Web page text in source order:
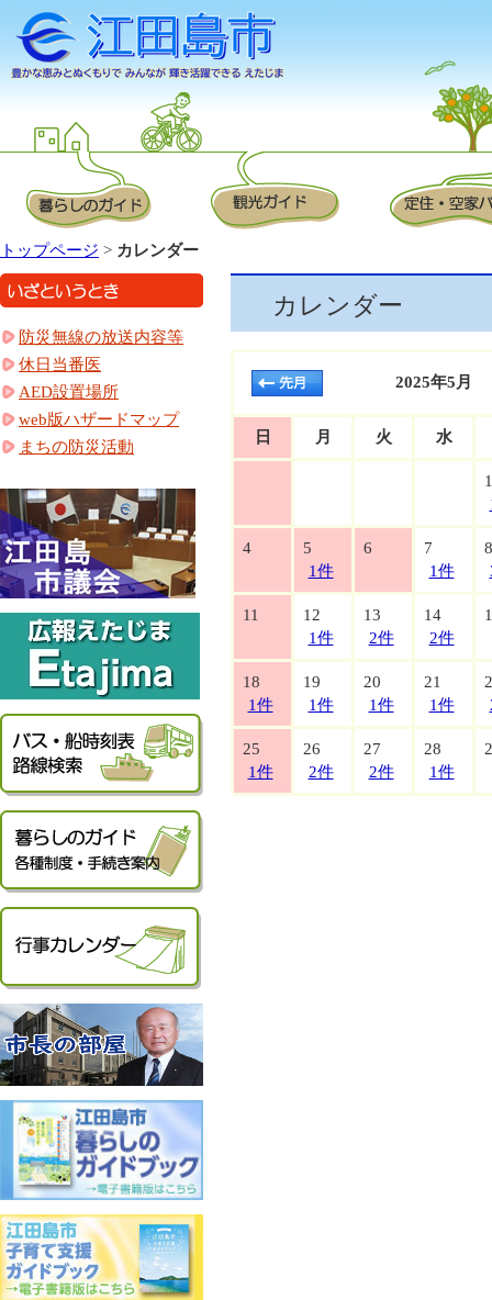
トップページ > カレンダー
カレンダー
2025年5月
日 月 火 水
1
4
5
1件
6
7
1件
8
11
12
1件
13
2件
14
2件
18
1件
19
1件
20
1件
21
1件
25
1件
26
2件
27
2件
28
1件
防災無線の放送内容等
休日当番医
AED設置場所
web版ハザードマップ
まちの防災活動